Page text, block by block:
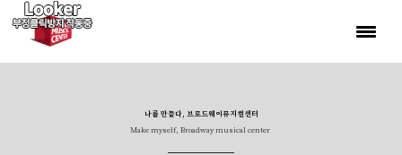
나를 만들다, 브로드웨이뮤지컬센터
Make myself, Broadway musical center